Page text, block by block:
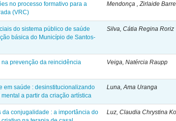
no processo formativo para a
(VRC)
Mendonça , Zirlaide
do sistema público de saúde
básica do Município de Santos-
Silva, Cátia Regina Roriz
prevenção da reincidência
Veiga, Natércia Raupp
em saúde : desinstitucionalizando
a partir da criação artística
Luna, Ama Uranga
da conjugalidade : a importância do
Luz, Claudia Chrystina